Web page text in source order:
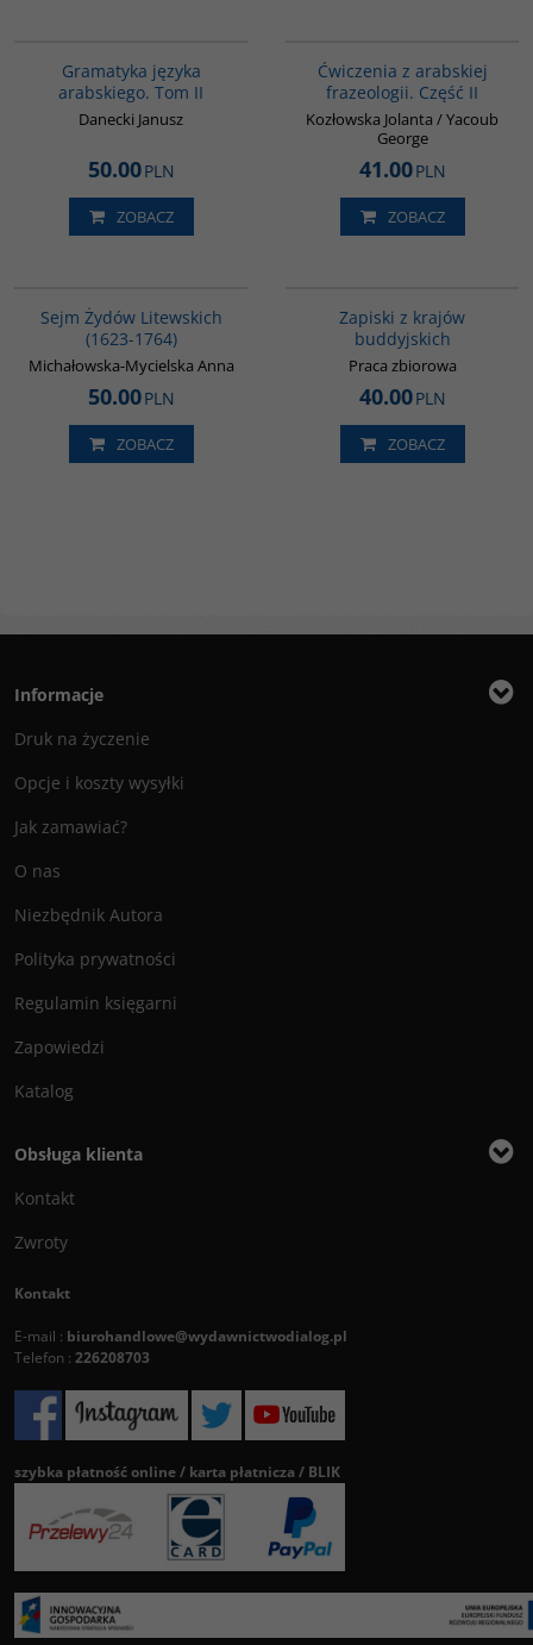
Gramatyka języka
arabskiego. Tom II
Danecki Janusz
50.00PLN
ZOBACZ
Ćwiczenia z arabskiej
frazeologii. Część II
Kozłowska Jolanta / Yacoub
George
41.00PLN
ZOBACZ
Sejm Żydów Litewskich
(1623-1764)
Michałowska-Mycielska Anna
50.00PLN
ZOBACZ
Zapiski z krajów
buddyjskich
Praca zbiorowa
40.00PLN
ZOBACZ
Informacje
Druk na życzenie
Opcje i koszty wysyłki
Jak zamawiać?
O nas
Niezbędnik Autora
Polityka prywatności
Regulamin księgarni
Zapowiedzi
Katalog
Obsługa klienta
Kontakt
Zwroty
Kontakt
E-mail : biurohandlowe@wydawnictwodialog.pl
Telefon : 226208703
szybka płatność online / karta płatnicza / BLIK